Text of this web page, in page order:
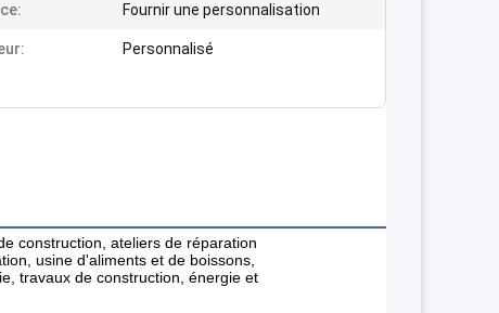
Fournir une personnalisation
Personnalisé
construction, ateliers de réparation
usine d'aliments et de boissons,
travaux de construction, énergie et